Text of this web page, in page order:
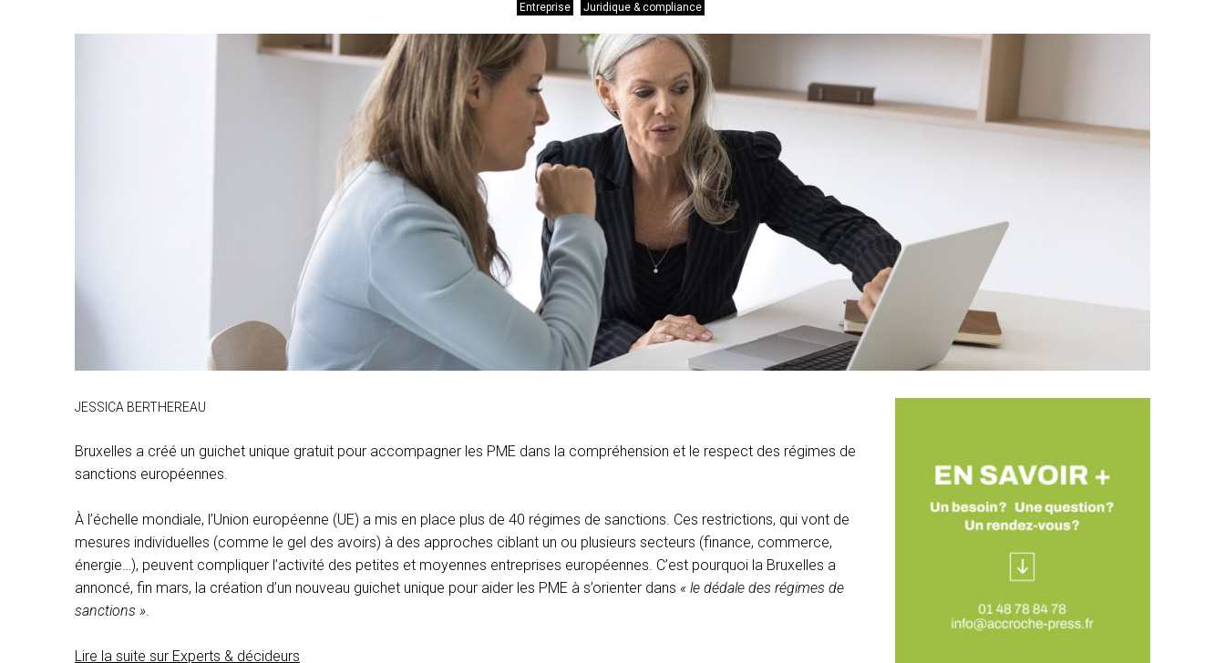
Entreprise
Juridique & compliance
JESSICA BERTHEREAU
Bruxelles a créé un guichet unique gratuit pour accompagner les PME dans la compréhension et le respect des régimes de
sanctions européennes.
À l’échelle mondiale, l’Union européenne (UE) a mis en place plus de 40 régimes de sanctions. Ces restrictions, qui vont de
mesures individuelles (comme le gel des avoirs) à des approches ciblant un ou plusieurs secteurs (finance, commerce,
énergie…), peuvent compliquer l’activité des petites et moyennes entreprises européennes. C’est pourquoi la Bruxelles a
annoncé, fin mars, la création d’un nouveau guichet unique pour aider les PME à s’orienter dans « le dédale des régimes de
sanctions ».
Lire la suite sur Experts & décideurs